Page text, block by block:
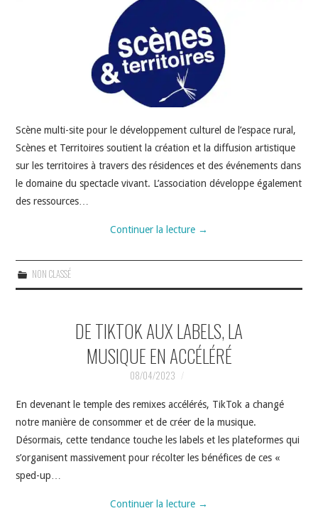
Scène multi-site pour le développement culturel de l’espace rural,
Scènes et Territoires soutient la création et la diffusion artistique
sur les territoires à travers des résidences et des événements dans
le domaine du spectacle vivant. L’association développe également
des ressources…
Continuer la lecture →
NON CLASSÉ
DE TIKTOK AUX LABELS, LA
MUSIQUE EN ACCÉLÉRÉ
08/04/2023
En devenant le temple des remixes accélérés, TikTok a changé
notre manière de consommer et de créer de la musique.
Désormais, cette tendance touche les labels et les plateformes qui
s’organisent massivement pour récolter les bénéfices de ces «
sped-up…
Continuer la lecture →